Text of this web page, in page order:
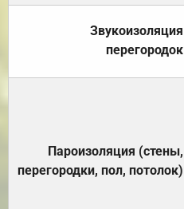
Звукоизоляция
перегородок
Пароизоляция (стены,
перегородки, пол, потолок)